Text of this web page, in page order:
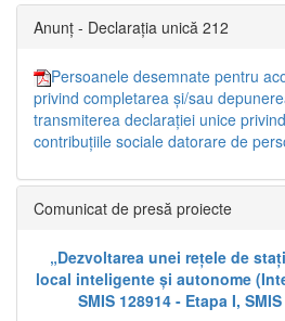
Anunț - Declarația unică 212
Persoanele desemnate pentru
privind completarea și/sau
transmiterea declarației unice
contribuțiile sociale datorare de
Comunicat de presă proiecte
„Dezvoltarea unei rețele de
local inteligente și autonome
SMIS 128914 - Etapa I,